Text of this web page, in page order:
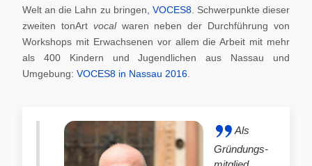
Welt an die Lahn zu bringen, VOCES8. Schwerpunkte dieser
zweiten tonArt vocalwaren neben der Durchführung von
Workshops mit Erwachsenen vor allem die Arbeit mit mehr
als 400 Kindern und Jugendlichen aus Nassau und
Umgebung: VOCES8 in Nassau 2016
Als
Gründungs-